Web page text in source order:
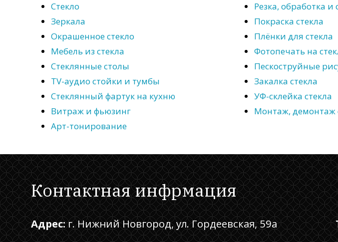
Стекло
Зеркала
Окрашенное стекло
Мебель из стекла
Стеклянные столы
TV-аудио стойки и тумбы
Стеклянный фартук на кухню
Витраж и фьюзинг
Арт-тонирование
Резка, обработка и
Покраска стекла
Плёнки для стекла
Фотопечать на
Пескоструйные
Закалка стекла
УФ-склейка стекла
Монтаж, демонтаж
Контактная инфрмация
Адрес:г. Нижний Новгород, ул. Гордеевская, 59а